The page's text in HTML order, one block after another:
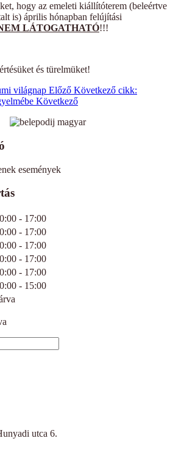
hogy az emeleti kiállítóterem (beleértve
is) április hónapban felújítási
LÁTOGATHATÓ!!!
és türelmüket!
világnap Előző Következő cikk:
Következő
események
- 17:00
- 17:00
- 17:00
- 17:00
- 17:00
- 15:00
utca 6.